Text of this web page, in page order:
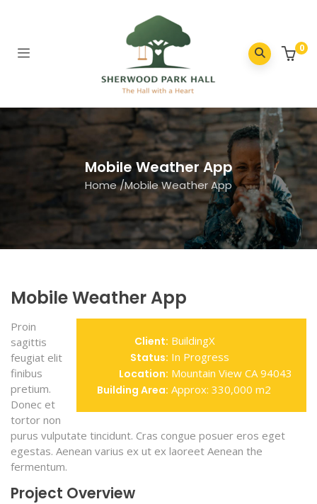
0
Mobile Weather App
Home/Mobile Weather App
Mobile Weather App
Client: BuildingX
Status: In Progress
Location: Mountain View CA 94043
Building Area: Approx: 330,000 m2
Proin
sagittis
feugiat elit
finibus
pretium.
Donec et
tortor non
purus vulputate tincidunt. Cras congue posuer eros eget
egestas. Aenean varius ex ut ex laoreet Aenean the
fermentum.
Project Overview